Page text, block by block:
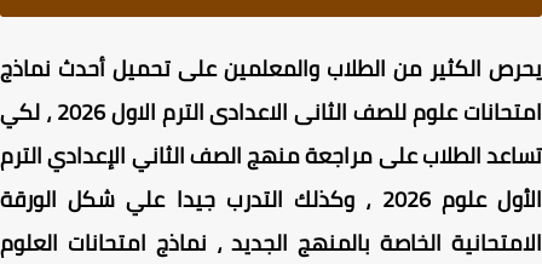
الكثير من الطلاب والمعلمين على تحميل أحدث نماذج
امتحانات علوم للصف الثانى الاعدادى الترم الاول 2026 ، لكي
الطلاب على مراجعة منهج الصف الثاني الإعدادي الترم
الأول علوم 2026 ، وكذلك التدرب جيدا علي شكل الورقة
الخاصة بالمنهج الجديد ، نماذج امتحانات العلوم